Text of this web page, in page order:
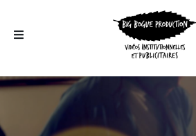
Rechercher
: